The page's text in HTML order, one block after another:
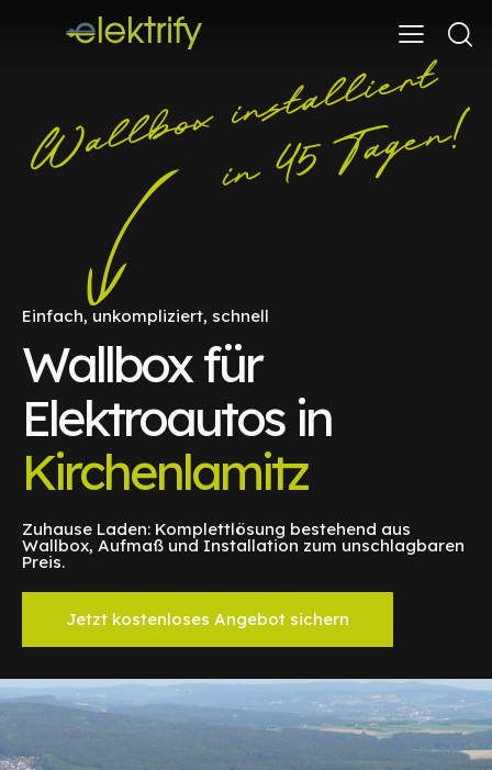
Einfach, unkompliziert, schnell
Wallbox für
Elektroautos in
Kirchenlamitz
Zuhause Laden: Komplettlösung bestehend aus
Wallbox, Aufmaß und Installation zum unschlagbaren
Preis.
Jetzt kostenloses Angebot sichern